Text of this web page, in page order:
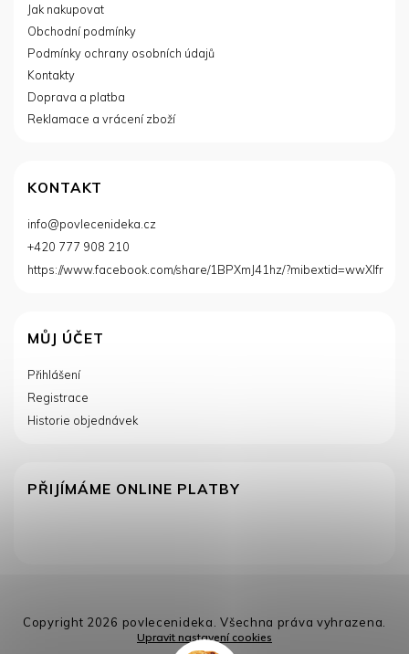
Jak nakupovat
Obchodní podmínky
Podmínky ochrany osobních údajů
Kontakty
Doprava a platba
Reklamace a vrácení zboží
KONTAKT
info@povlecenideka.cz
+420 777 908 210
https://www.facebook.com/share/1BPXmJ41hz/?mibextid=wwXIfr
MŮJ ÚČET
Přihlášení
Registrace
Historie objednávek
PŘIJÍMÁME ONLINE PLATBY
Copyright 2026 povlecenideka . Všechna práva vyhrazena.
Upravit nastavení cookies